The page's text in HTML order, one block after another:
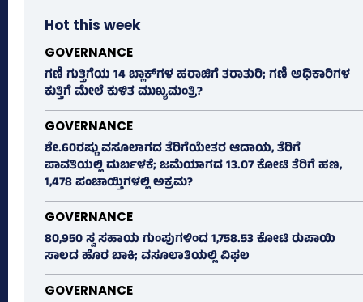
Hot this week
GOVERNANCE
ಗಣಿ ಗುತ್ತಿಗೆಯ 14 ಬ್ಲಾಕ್‌ಗಳ ಹರಾಜಿಗೆ ತರಾತುರಿ; ಗಣಿ ಅಧಿಕಾರಿಗಳ
ಕುತ್ತಿಗೆ ಮೇಲೆ ಕುಳಿತ ಮುಖ್ಯಮಂತ್ರಿ?
GOVERNANCE
ಶೇ.60ರಷ್ಟು ವಸೂಲಾಗದ ತೆರಿಗೆಯೇತರ ಆದಾಯ, ತೆರಿಗೆ
ಪಾವತಿಯಲ್ಲಿ ದುರ್ಬಳಕೆ; ಜಮೆಯಾಗದ 13.07 ಕೋಟಿ ತೆರಿಗೆ ಹಣ,
1,478 ಪಂಚಾಯ್ತಿಗಳಲ್ಲಿ ಅಕ್ರಮ?
GOVERNANCE
80,950 ಸ್ವ ಸಹಾಯ ಗುಂಪುಗಳಿಂದ 1,758.53 ಕೋಟಿ ರುಪಾಯಿ
ಸಾಲದ ಹೊರ ಬಾಕಿ; ವಸೂಲಾತಿಯಲ್ಲಿ ವಿಫಲ
GOVERNANCE